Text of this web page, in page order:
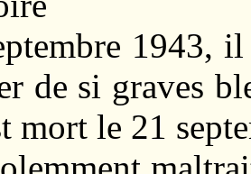
1943,
de si graves
mort le 21